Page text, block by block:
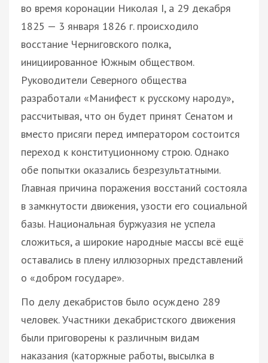
во время коронации Николая I, а 29 декабря
1825 — 3 января 1826 г. происходило
восстание Черниговского полка,
инициированное Южным обществом.
Руководители Северного общества
разработали «Манифест к русскому народу»,
рассчитывая, что он будет принят Сенатом и
вместо присяги перед императором состоится
переход к конституционному строю. Однако
обе попытки оказались безрезультатными.
Главная причина поражения восстаний состояла
в замкнутости движения, узости его социальной
базы. Национальная буржуазия не успела
сложиться, а широкие народные массы всё ещё
оставались в плену иллюзорных представлений
о «добром государе».
По делу декабристов было осуждено 289
человек. Участники декабристского движения
были приговорены к различным видам
наказания (каторжные работы, высылка в